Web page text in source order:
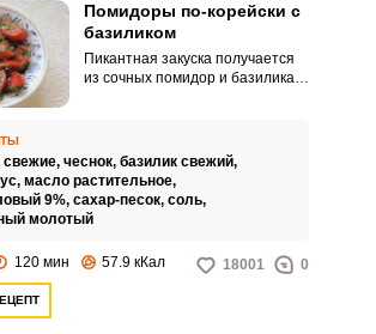
Помидоры по-корейски с
базиликом
Пикантная закуска получается
из сочных помидор и базилика.
чеснок, базилик свежий,
масло растительное,
9%, сахар-песок, соль,
молотый
120 мин 57.9 кКал 18001 0